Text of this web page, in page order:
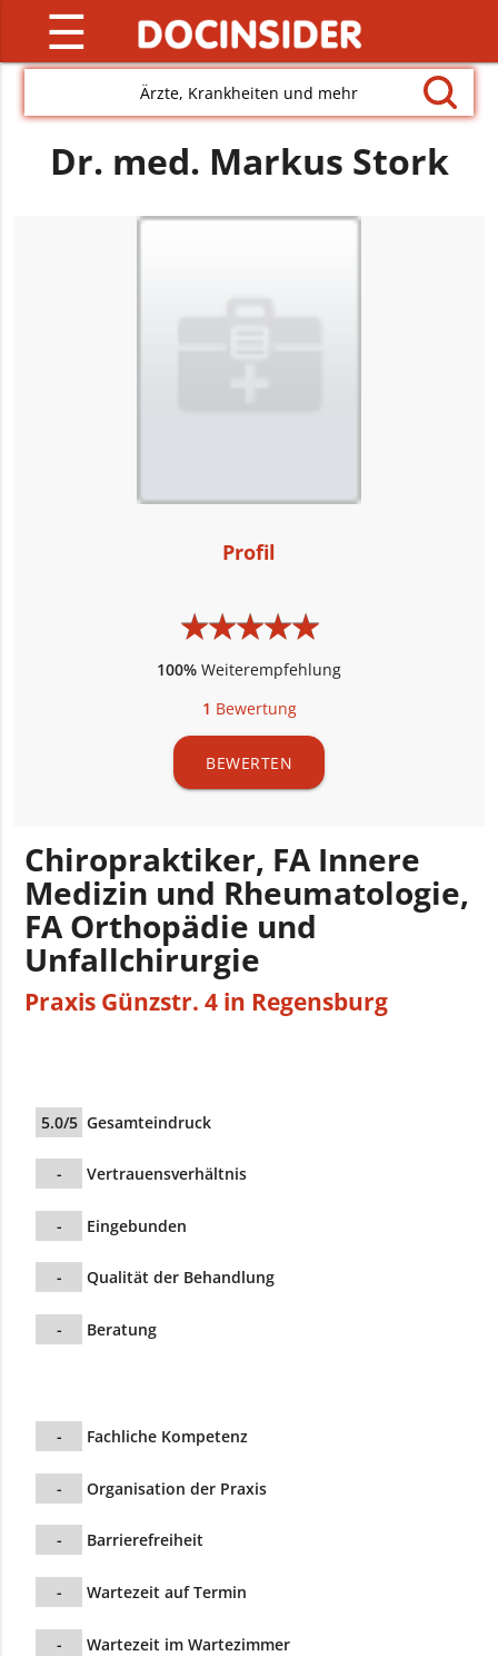
☰
Ärzte, Krankheiten und mehr
Dr. med. Markus Stork
Profil
★★★★★
★★★★★
100% Weiterempfehlung
1 Bewertung
BEWERTEN
Chiropraktiker, FA Innere
Medizin und Rheumatologie,
FA Orthopädie und
Unfallchirurgie
Praxis Günzstr. 4 in Regensburg
5.0/5 Gesamteindruck
- Vertrauensverhältnis
- Eingebunden
- Qualität der Behandlung
- Beratung
- Fachliche Kompetenz
- Organisation der Praxis
- Barrierefreiheit
- Wartezeit auf Termin
- Wartezeit im Wartezimmer